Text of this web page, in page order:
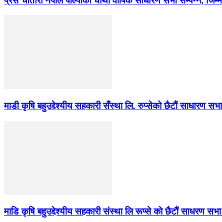
माडी कृषि बहुउद्देश्यीय सहकारी सँस्था लि. रुप्सेको छैटाैं साधारण
माडि कृषि बहुउद्देश्यीय सहकारी संस्था लि रूप्से काे छैटाैं साधरण